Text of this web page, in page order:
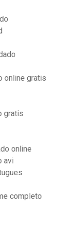
online gratis
gratis
online
avi
completo